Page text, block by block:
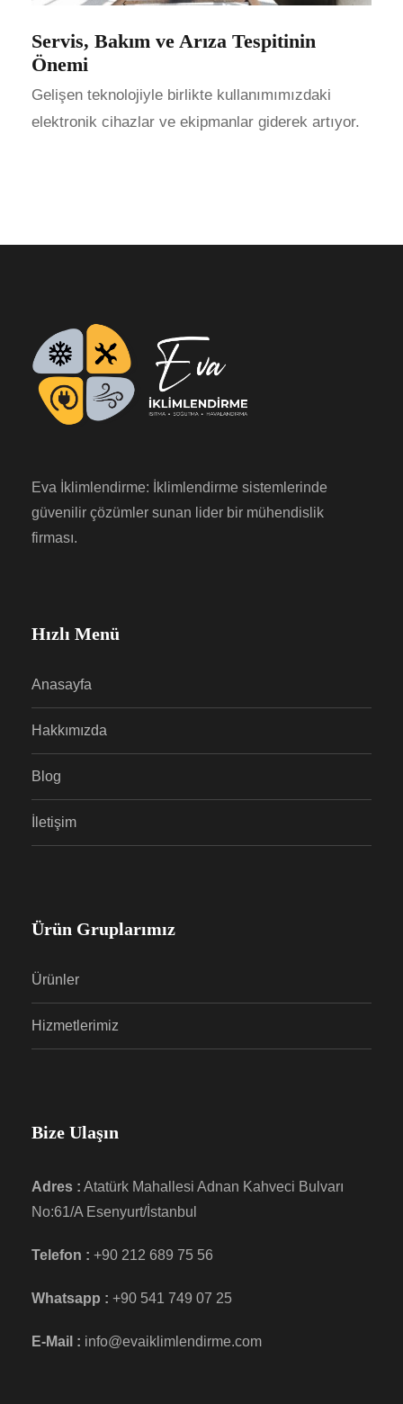
Servis, Bakım ve Arıza Tespitinin
Önemi
Gelişen teknolojiyle birlikte kullanımımızdaki
elektronik cihazlar ve ekipmanlar giderek artıyor.
Eva İklimlendirme: İklimlendirme sistemlerinde
güvenilir çözümler sunan lider bir mühendislik
firması.
Hızlı Menü
Anasayfa
Hakkımızda
Blog
İletişim
Ürün Gruplarımız
Ürünler
Hizmetlerimiz
Bize Ulaşın
Adres : Atatürk Mahallesi Adnan Kahveci Bulvarı
No:61/A Esenyurt/İstanbul
Telefon : +90 212 689 75 56
Whatsapp : +90 541 749 07 25
E-Mail : info@evaiklimlendirme.com